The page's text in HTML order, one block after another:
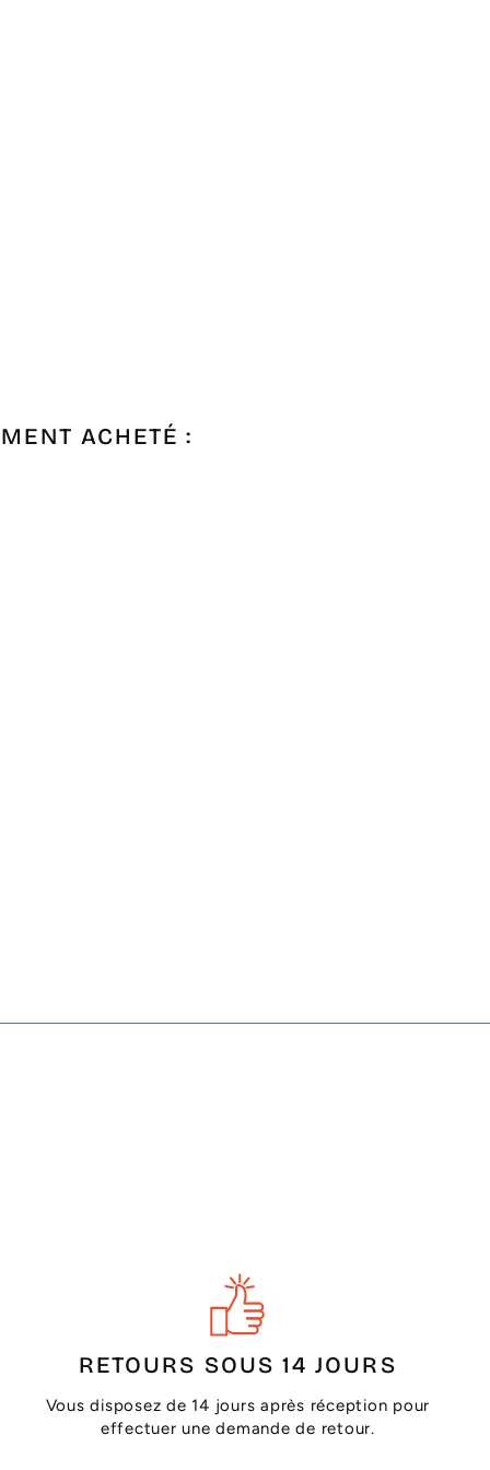
ACHETÉ :
RETOURS SOUS 14 JOURS
Vous disposez de 14 jours après réception pour
effectuer une demande de retour.